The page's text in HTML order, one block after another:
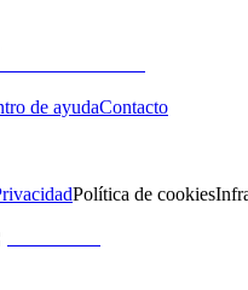
de ayudaContacto
Política de cookies